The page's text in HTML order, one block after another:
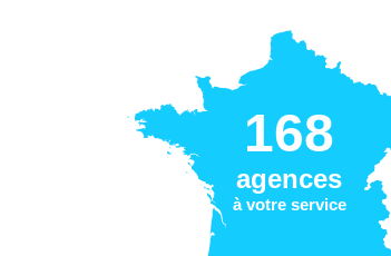
168
agences
à votre service